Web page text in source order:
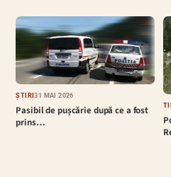
ȘTIRI31 MAI 2026
Pasibil de pușcărie după ce a fost
prins…